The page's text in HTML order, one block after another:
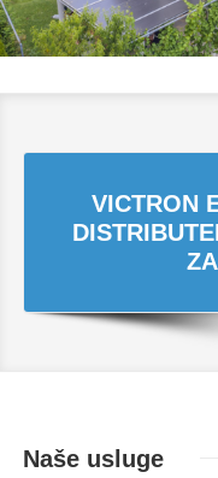
VICTRON
Naše usluge